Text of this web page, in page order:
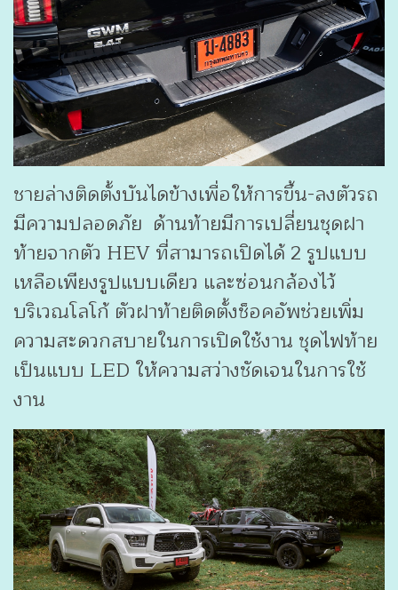
ชายล่างติดตั้งบันไดข้างเพื่อให้การขึ้น-ลงตัวรถ
มีความปลอดภัย ด้านท้ายมีการเปลี่ยนชุดฝา
ท้ายจากตัว HEV ที่สามารถเปิดได้ 2 รูปแบบ
เหลือเพียงรูปแบบเดียว และซ่อนกล้องไว้
บริเวณโลโก้ ตัวฝาท้ายติดตั้งช็อคอัพช่วยเพิ่ม
ความสะดวกสบายในการเปิดใช้งาน ชุดไฟท้าย
เป็นแบบ LED ให้ความสว่างชัดเจนในการใช้
งาน